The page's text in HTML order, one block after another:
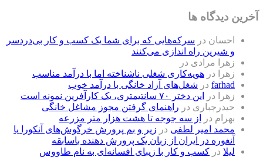
آخرین دیدگاه ها
احسان در سرکه‌هایی که برای شما یک کسب و کار بی‌دردسر
و شیرین راه اندازی می‌کنند
زهرا مرادی در
زهرا
در هویه‌کاری شغلی ناشناخته اما با درآمد مناسب
farhad در شغل‌های آزاد خانگی با درآمد خوب
زهرا
در
این دختر ۷۰ سانتیمتری، یک کارآفرین نمونه است
حیدرجباری در راهنمای گرفتن مجوز مشاغل خانگی
بهرام در
از سه جوجه تا هشت هزار متر مزرعه
محمد امیر لطفی در زیر و بم پرورش خرگوش‌های آنکورا یا
آنغوره در ایران از زبان یک پرورش دهنده باسابقه
لیلا در کسب و کار با زیبای افسانه‌ای به نام طاووس